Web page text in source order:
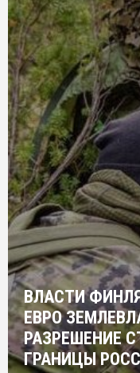
ВЛАСТИ
ЕВРО
РАЗРЕШЕНИЕ
ГРАНИЦЫ